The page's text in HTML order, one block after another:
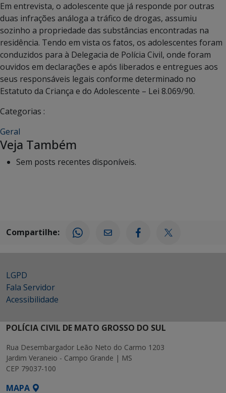
Em entrevista, o adolescente que já responde por outras
duas infrações análoga a tráfico de drogas, assumiu
sozinho a propriedade das substâncias encontradas na
residência. Tendo em vista os fatos, os adolescentes foram
conduzidos para à Delegacia de Polícia Civil, onde foram
ouvidos em declarações e após liberados e entregues aos
seus responsáveis legais conforme determinado no
Estatuto da Criança e do Adolescente – Lei 8.069/90.
Categorias :
Geral
Veja Também
Sem posts recentes disponíveis.
Compartilhe:
LGPD
Fala Servidor
Acessibilidade
POLÍCIA CIVIL DE MATO GROSSO DO SUL
Rua Desembargador Leão Neto do Carmo 1203
Jardim Veraneio - Campo Grande | MS
CEP 79037-100
MAPA